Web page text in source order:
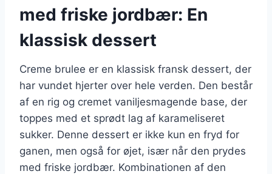
med friske jordbær: En
klassisk dessert
Creme brulee er en klassisk fransk dessert, der
har vundet hjerter over hele verden. Den består
af en rig og cremet vaniljesmagende base, der
toppes med et sprødt lag af karameliseret
sukker. Denne dessert er ikke kun en fryd for
ganen, men også for øjet, især når den prydes
med friske jordbær. Kombinationen af den